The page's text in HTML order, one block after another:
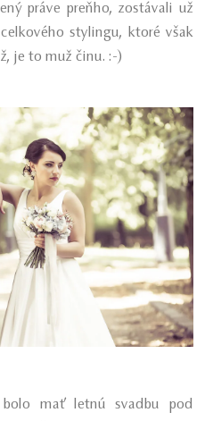
práve preňho, zostávali už
stylingu, ktoré však
je to muž činu. :-)
bolo mať letnú svadbu pod